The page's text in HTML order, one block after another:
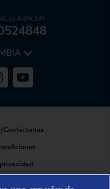
DE ATENCIÓN
|Contáctanos